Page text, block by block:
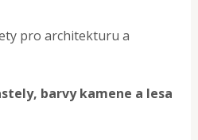
pro architekturu a
barvy kamene a lesa